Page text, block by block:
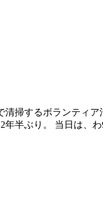
掃するボランティ
半ぶり。 当日は、